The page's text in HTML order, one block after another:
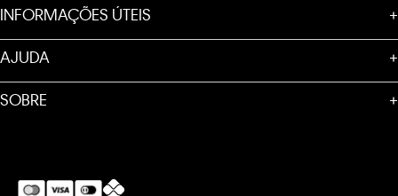
INFORMAÇÕES ÚTEIS +
AJUDA +
SOBRE +